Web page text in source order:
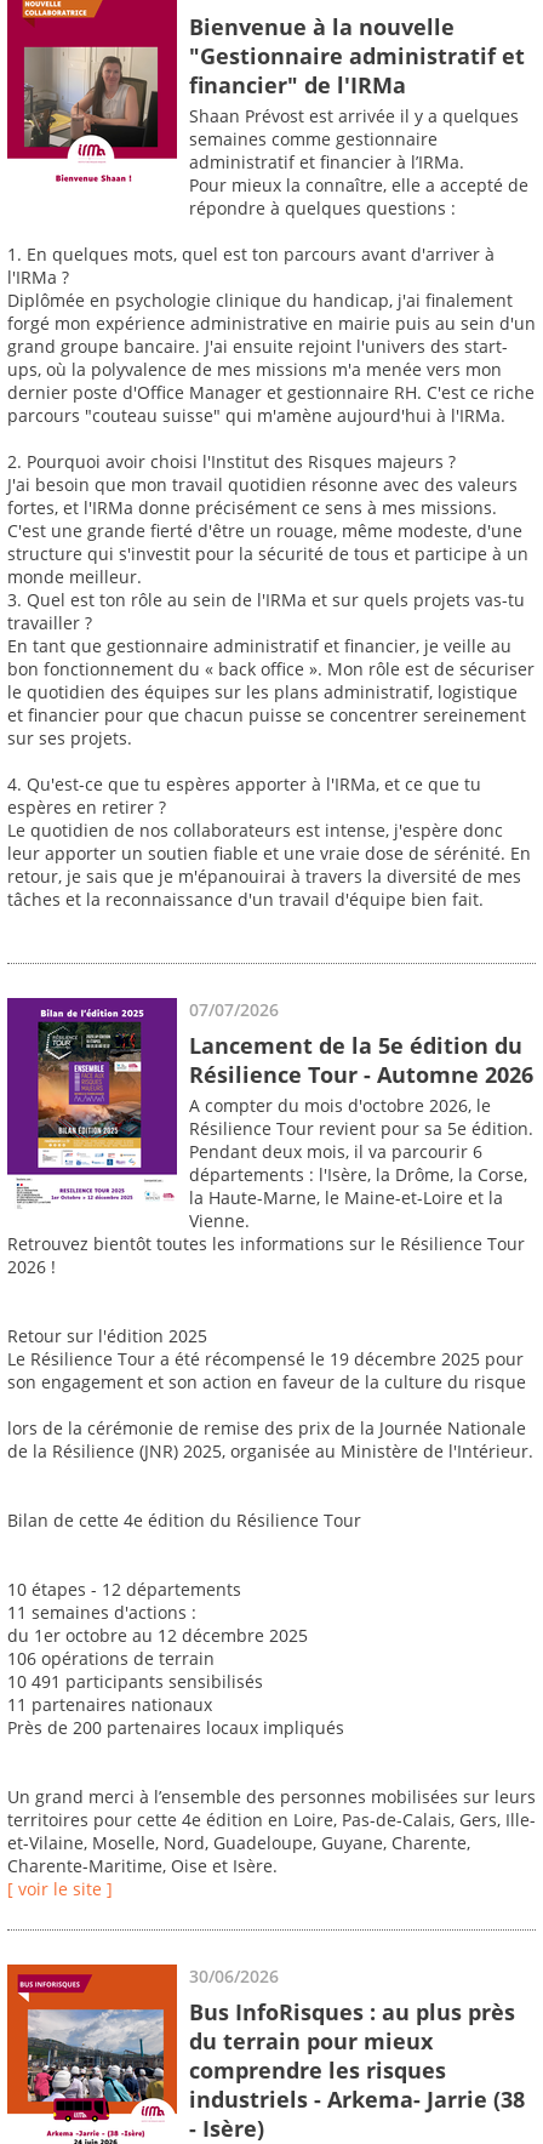
Bienvenue à la nouvelle
"Gestionnaire administratif et
financier" de l'IRMa
Shaan Prévost est arrivée il y a quelques
semaines comme gestionnaire
administratif et financier à l’IRMa.
Pour mieux la connaître, elle a accepté de
répondre à quelques questions :
1. En quelques mots, quel est ton parcours avant d'arriver à
l'IRMa ?
Diplômée en psychologie clinique du handicap, j'ai finalement
forgé mon expérience administrative en mairie puis au sein d'un
grand groupe bancaire. J'ai ensuite rejoint l'univers des start-
ups, où la polyvalence de mes missions m'a menée vers mon
dernier poste d'Office Manager et gestionnaire RH. C'est ce riche
parcours "couteau suisse" qui m'amène aujourd'hui à l'IRMa.
2. Pourquoi avoir choisi l'Institut des Risques majeurs ?
J'ai besoin que mon travail quotidien résonne avec des valeurs
fortes, et l'IRMa donne précisément ce sens à mes missions.
C'est une grande fierté d'être un rouage, même modeste, d'une
structure qui s'investit pour la sécurité de tous et participe à un
monde meilleur.
3. Quel est ton rôle au sein de l'IRMa et sur quels projets vas-tu
travailler ?
En tant que gestionnaire administratif et financier, je veille au
bon fonctionnement du « back office ». Mon rôle est de sécuriser
le quotidien des équipes sur les plans administratif, logistique
et financier pour que chacun puisse se concentrer sereinement
sur ses projets.
4. Qu'est-ce que tu espères apporter à l'IRMa, et ce que tu
espères en retirer ?
Le quotidien de nos collaborateurs est intense, j'espère donc
leur apporter un soutien fiable et une vraie dose de sérénité. En
retour, je sais que je m'épanouirai à travers la diversité de mes
tâches et la reconnaissance d'un travail d'équipe bien fait.
07/07/2026
Lancement de la 5e édition du
Résilience Tour - Automne 2026
A compter du mois d'octobre 2026, le
Résilience Tour revient pour sa 5e édition.
Pendant deux mois, il va parcourir 6
départements : l'Isère, la Drôme, la Corse,
la Haute-Marne, le Maine-et-Loire et la
Vienne.
Retrouvez bientôt toutes les informations sur le Résilience Tour
2026 !
Retour sur l'édition 2025
Le Résilience Tour a été récompensé le 19 décembre 2025 pour
son engagement et son action en faveur de la culture du risque
lors de la cérémonie de remise des prix de la Journée Nationale
de la Résilience (JNR) 2025, organisée au Ministère de l'Intérieur.
Bilan de cette 4e édition du Résilience Tour
10 étapes - 12 départements
11 semaines d'actions :
du 1er octobre au 12 décembre 2025
106 opérations de terrain
10 491 participants sensibilisés
11 partenaires nationaux
Près de 200 partenaires locaux impliqués
Un grand merci à l’ensemble des personnes mobilisées sur leurs
territoires pour cette 4e édition en Loire, Pas-de-Calais, Gers, Ille-
et-Vilaine, Moselle, Nord, Guadeloupe, Guyane, Charente,
Charente-Maritime, Oise et Isère.
[ voir le site ]
30/06/2026
Bus InfoRisques : au plus près
du terrain pour mieux
comprendre les risques
industriels - Arkema- Jarrie (38
- Isère)